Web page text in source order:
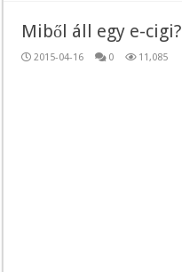
Miből áll egy e-cigi?
2015-04-16 0 11,085